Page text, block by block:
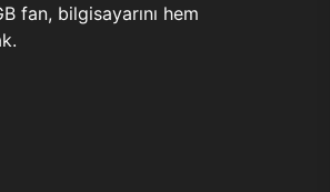
fan, bilgisayarını hem